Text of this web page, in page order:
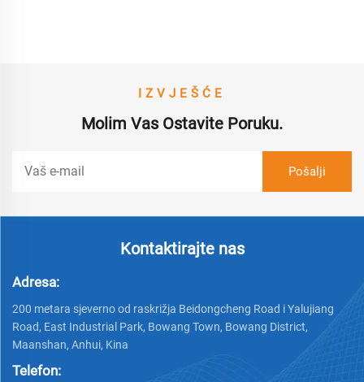
IZVJEŠĆE
Molim Vas Ostavite Poruku.
Kontaktirajte nas
Adresa:
200 metara sjeverno od raskrižja Beidongcheng Road i Yalujiang
Road, East Industrial Park, Bowang Town, Bowang District,
Maanshan, Anhui, Kina
Telefon: